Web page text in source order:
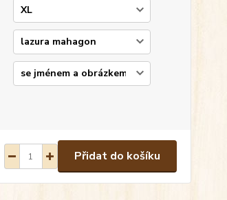
Přidat do košíku